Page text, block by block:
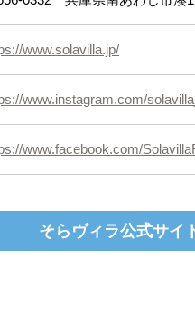
www.solavilla.jp/
www.instagram.com/
www.facebook.com/
そらヴィラ公式サイ